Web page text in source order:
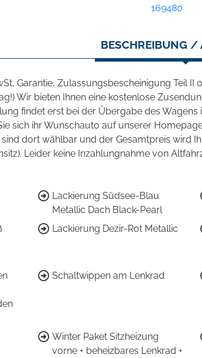
169480
BESCHREIBUNG /
Garantie, Zulassungsbescheinigung Teil
Wir bieten Ihnen eine kostenlose
findet erst bei der Übergabe des
sich ihr Wunschauto auf unserer
dort wählbar und der Gesamtpreis wird
Leider keine Inzahlungnahme von
Lackierung Südsee-Blau
Metallic Dach Black-Pearl
Lackierung Dezir-Rot Metallic
Schaltwippen am Lenkrad
Winter Paket Sitzheizung
vorne + beheizbares Lenkrad +